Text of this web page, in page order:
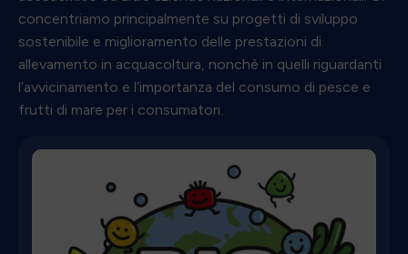
concentriamo principalmente su progetti di sviluppo
sostenibile e miglioramento delle prestazioni di
allevamento in acquacoltura, nonchè in quelli riguardanti
l’avvicinamento e l’importanza del consumo di pesce e
frutti di mare per i consumatori.